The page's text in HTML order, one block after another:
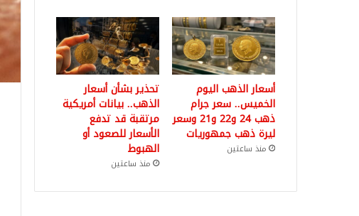
أسعار الذهب اليوم
الخميس.. سعر جرام
ذهب 24 و22 و21 وسعر
ليرة ذهب جمهوريات
منذ ساعتين
تحذير بشأن أسعار
الذهب.. بيانات أمريكية
مرتقبة قد تدفع
الأسعار للصعود أو
الهبوط
منذ ساعتين